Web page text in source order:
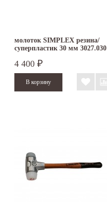
молоток SIMPLEX резина/
суперпластик 30 мм 3027.030
4 400 ₽